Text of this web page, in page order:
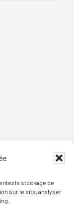
le stockage de
sur le site, analyser